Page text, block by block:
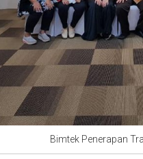
Bimtek Penerapan